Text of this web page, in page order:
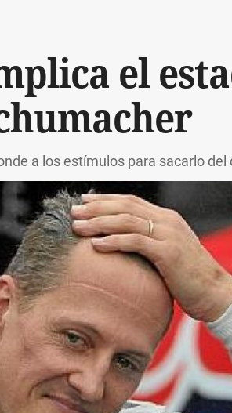
el
a los estímulos para sacarlo del